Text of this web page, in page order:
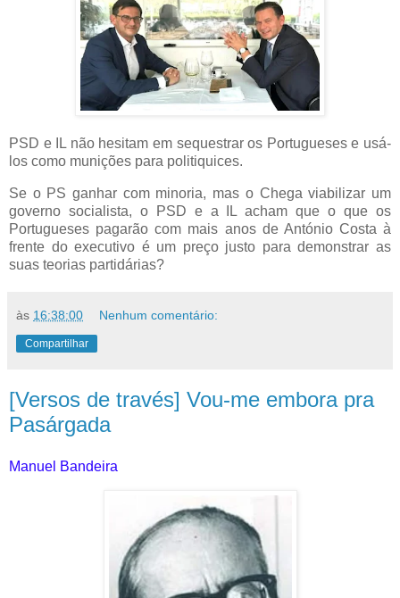
PSD e IL não hesitam em sequestrar os Portugueses e usá-
los como munições para politiquices.
Se o PS ganhar com minoria, mas o Chega viabilizar um
governo socialista, o PSD e a IL acham que o que os
Portugueses pagarão com mais anos de António Costa à
frente do executivo é um preço justo para demonstrar as
suas teorias partidárias?
às 16:38:00 Nenhum comentário:
Compartilhar
[Versos de través] Vou-me embora pra
Pasárgada
Manuel Bandeira